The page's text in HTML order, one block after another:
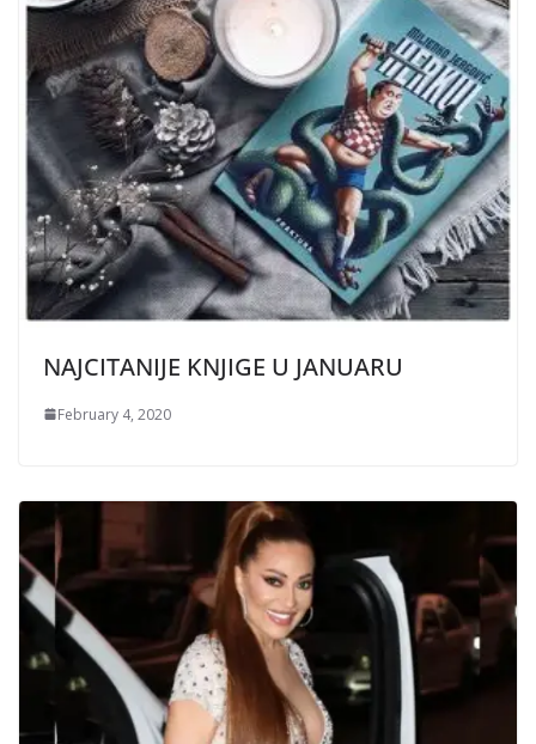
NAJCITANIJE KNJIGE U JANUARU
February 4, 2020